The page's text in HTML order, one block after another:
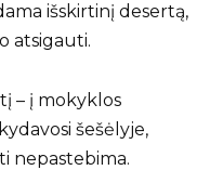
išskirtinį desertą,
atsigauti.
– į mokyklos
šešėlyje,
nepastebima.